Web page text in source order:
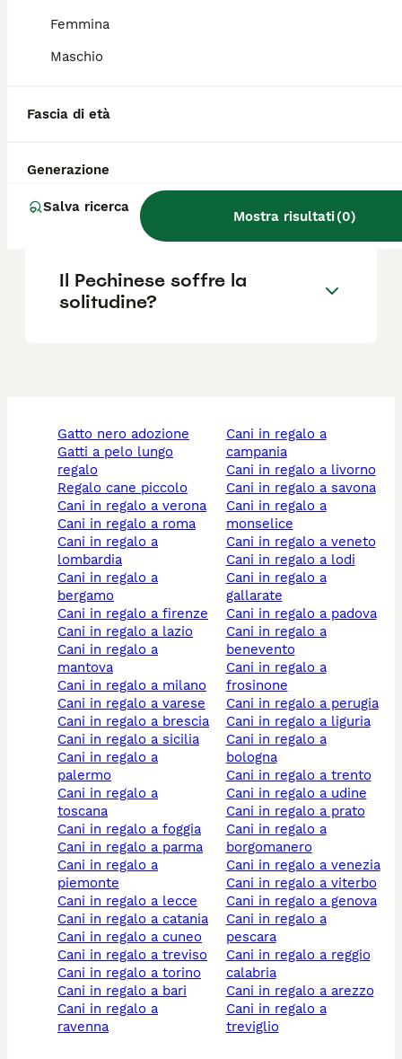
Femmina
Maschio
Fascia di età
Generazione
Salva ricerca
Mostra risultati(0)
Pechinese con pedigree?
Pechinese?
Quali sono i pregi e i difetti
del cane Pechinese?
Il Pechinese soffre la
solitudine?
gatto nero adozione
gatti a pelo lungo
regalo
regalo cane piccolo
cani in regalo a verona
cani in regalo a roma
cani in regalo a
lombardia
cani in regalo a
bergamo
cani in regalo a firenze
cani in regalo a lazio
cani in regalo a
mantova
cani in regalo a milano
cani in regalo a varese
cani in regalo a brescia
cani in regalo a sicilia
cani in regalo a
palermo
cani in regalo a
toscana
cani in regalo a foggia
cani in regalo a parma
cani in regalo a
piemonte
cani in regalo a lecce
cani in regalo a catania
cani in regalo a cuneo
cani in regalo a treviso
cani in regalo a torino
cani in regalo a bari
cani in regalo a
ravenna
cani in regalo a
campania
cani in regalo a livorno
cani in regalo a savona
cani in regalo a
monselice
cani in regalo a veneto
cani in regalo a lodi
cani in regalo a
gallarate
cani in regalo a padova
cani in regalo a
benevento
cani in regalo a
frosinone
cani in regalo a perugia
cani in regalo a liguria
cani in regalo a
bologna
cani in regalo a trento
cani in regalo a udine
cani in regalo a prato
cani in regalo a
borgomanero
cani in regalo a venezia
cani in regalo a viterbo
cani in regalo a genova
cani in regalo a
pescara
cani in regalo a reggio
calabria
cani in regalo a arezzo
cani in regalo a
treviglio